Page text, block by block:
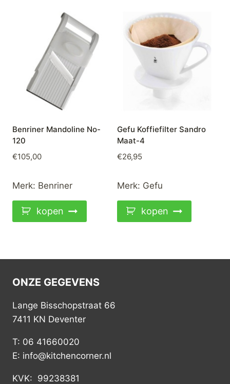
Benriner Mandoline No-
120
€105,00
Merk: Benriner
kopen
Gefu Koffiefilter Sandro
Maat-4
€26,95
Merk: Gefu
kopen
ONZE GEGEVENS
Lange Bisschopstraat 66
7411 KN Deventer
T: 06 41660020
E: info@kitchencorner.nl
KVK: 99238381